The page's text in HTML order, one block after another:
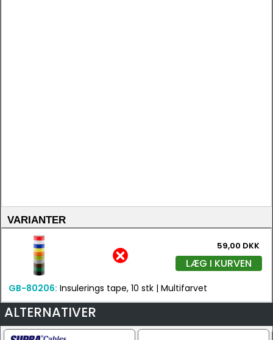
VARIANTER
59,00 DKK
LÆG I KURVEN
GB-80206: Insulerings tape, 10 stk | Multifarvet
ALTERNATIVER